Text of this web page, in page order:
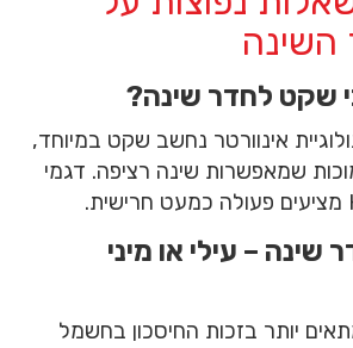
השינה
שקט לחדר שינה?
אינוורטר נחשב שקט במיוחד,
שמאפשרות שינה רציפה. דגמי
שינה – עילי או מיני
יותר בזכות החיסכון בחשמל